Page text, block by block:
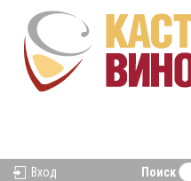
Вход Поиск